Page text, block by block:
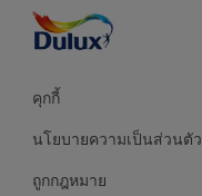
คำแนะนำจากผู้เชี่ยวชาญ
บริการออกแบบสี
คุกกี้
นโยบายความเป็นส่วนตัว
ถูกกฎหมาย